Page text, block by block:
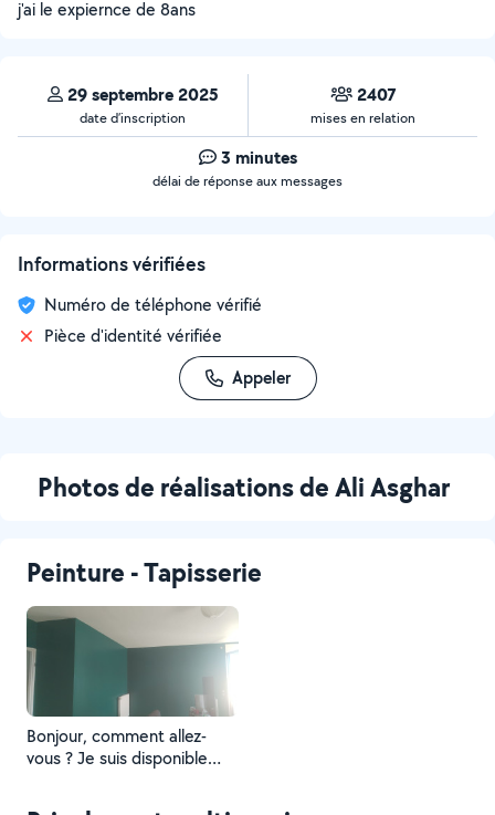
j'ai le expiernce de 8ans
29 septembre 2025
date d’inscription
2407
mises en relation
3 minutes
délai de réponse aux messages
Informations vérifiées
Numéro de téléphone vérifié
Pièce d'identité vérifiée
Appeler
Photos de réalisations de Ali Asghar
Peinture - Tapisserie
Bonjour, comment allez-
vous ? Je suis disponible